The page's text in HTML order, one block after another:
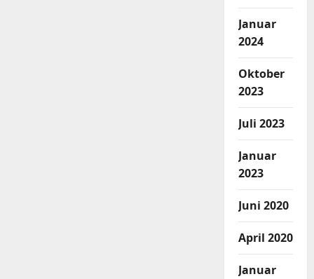
Januar
2024
Oktober
2023
Juli 2023
Januar
2023
Juni 2020
April 2020
Januar